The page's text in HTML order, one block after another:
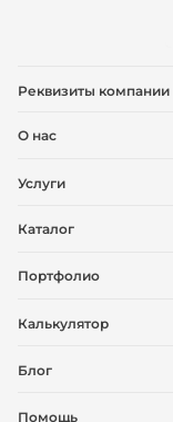
Реквизиты компании
О нас
Услуги
Каталог
Портфолио
Калькулятор
Блог
Помощь